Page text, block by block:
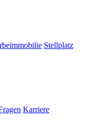
Stellplatz
Karriere